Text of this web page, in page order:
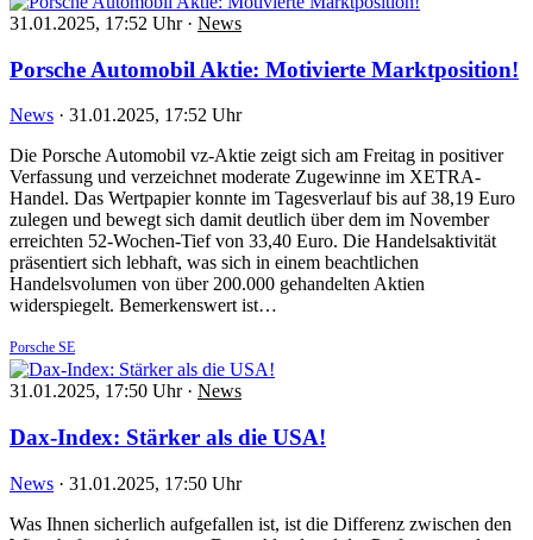
31.01.2025, 17:52 Uhr · News
Porsche Automobil Aktie: Motivierte Marktposition!
News · 31.01.2025, 17:52 Uhr
Die Porsche Automobil vz-Aktie zeigt sich am Freitag in positiver
Verfassung und verzeichnet moderate Zugewinne im XETRA-
Handel. Das Wertpapier konnte im Tagesverlauf bis auf 38,19 Euro
zulegen und bewegt sich damit deutlich über dem im November
erreichten 52-Wochen-Tief von 33,40 Euro. Die Handelsaktivität
präsentiert sich lebhaft, was sich in einem beachtlichen
Handelsvolumen von über 200.000 gehandelten Aktien
widerspiegelt. Bemerkenswert ist…
Porsche SE
31.01.2025, 17:50 Uhr · News
Dax-Index: Stärker als die USA!
News · 31.01.2025, 17:50 Uhr
Was Ihnen sicherlich aufgefallen ist, ist die Differenz zwischen den